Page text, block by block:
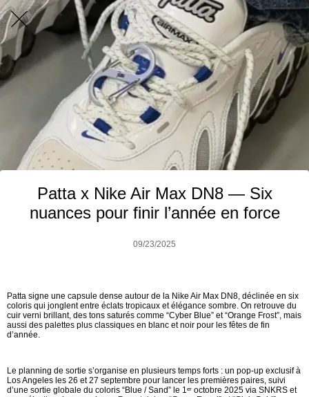
Patta x Nike Air Max DN8 — Six
nuances pour finir l’année en force
09/23/2025
Patta signe une capsule dense autour de la Nike Air Max DN8, déclinée en six
coloris qui jonglent entre éclats tropicaux et élégance sombre. On retrouve du
cuir verni brillant, des tons saturés comme “Cyber Blue” et “Orange Frost”, mais
aussi des palettes plus classiques en blanc et noir pour les fêtes de fin
d’année.
Le planning de sortie s’organise en plusieurs temps forts : un pop-up exclusif à
Los Angeles les 26 et 27 septembre pour lancer les premières paires, suivi
d’une sortie globale du coloris “Blue / Sand” le 1ᵉʳ octobre 2025 via SNKRS et